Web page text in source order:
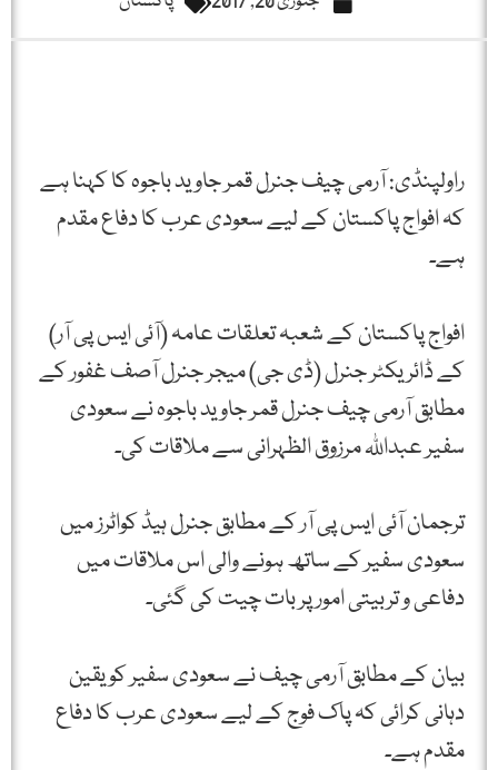
راولپنڈی: آرمی چیف جنرل قمر جاوید باجوہ کا کہنا ہے
کہ افواج پاکستان کے لیے سعودی عرب کا دفاع مقدم
ہے۔
افواج پاکستان کے شعبہ تعلقات عامہ (آئی ایس پی آر)
کے ڈائریکٹر جنرل (ڈی جی) میجر جنرل آصف غفور کے
مطابق آرمی چیف جنرل قمر جاوید باجوہ نے سعودی
سفیر عبداللہ مرزوق الظہرانی سے ملاقات کی۔
ترجمان آئی ایس پی آر کے مطابق جنرل ہیڈ کواٹرز میں
سعودی سفیر کے ساتھ ہونے والی اس ملاقات میں
دفاعی و تربیتی امور پر بات چیت کی گئی۔
بیان کے مطابق آرمی چیف نے سعودی سفیر کو یقین
دہانی کرائی کہ پاک فوج کے لیے سعودی عرب کا دفاع
مقدم ہے۔